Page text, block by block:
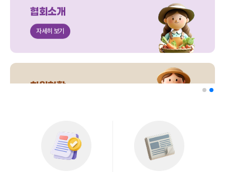
회원현황
자세히 보기